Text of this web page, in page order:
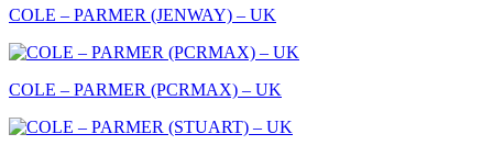
COLE – PARMER (JENWAY) – UK
COLE – PARMER (PCRMAX) – UK